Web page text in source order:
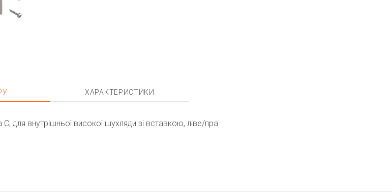
ХАРАКТЕРИСТИКИ
C, для внутрішньої високої шухляди зі вставкою, ліве/пра